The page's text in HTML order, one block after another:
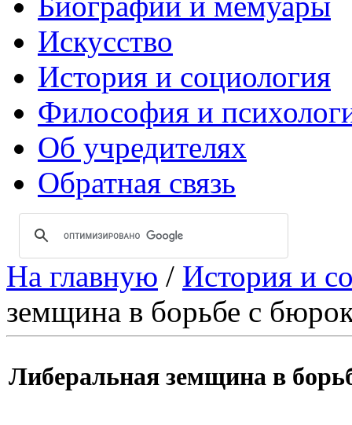
Искусство
История и социология
Философия и
Об учредителях
Обратная связь
На главную / История и
земщина в борьбе с
Либеральная земщина в